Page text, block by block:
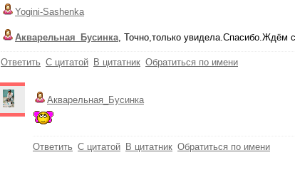
Yogini-Sashenka
Акварельная_Бусинка, Точно,только увидела.Спасибо.Ждём
Ответить С цитатой В цитатник Обратиться по имени
Акварельная_Бусинка
Ответить С цитатой В цитатник Обратиться по имени